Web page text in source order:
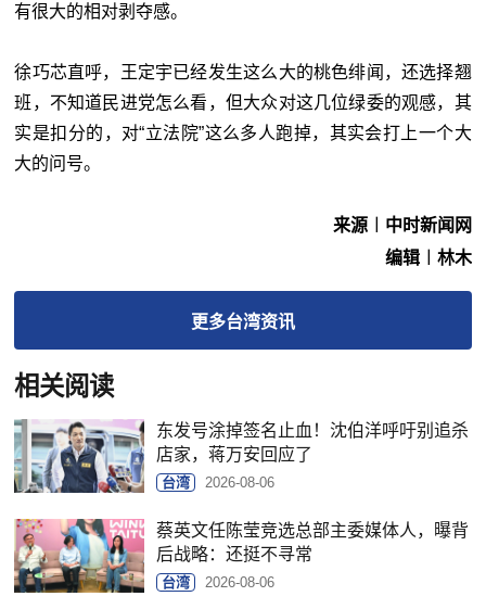
有很大的相对剥夺感。
徐巧芯直呼，王定宇已经发生这么大的桃色绯闻，还选择翘
班，不知道民进党怎么看，但大众对这几位绿委的观感，其
实是扣分的，对“立法院”这么多人跑掉，其实会打上一个大
大的问号。
来源︱中时新闻网
编辑︱林木
更多台湾资讯
相关阅读
东发号涂掉签名止血！沈伯洋呼吁别追杀
店家，蒋万安回应了
台湾 2026-08-06
蔡英文任陈莹竞选总部主委媒体人，曝背
后战略：还挺不寻常
台湾 2026-08-06